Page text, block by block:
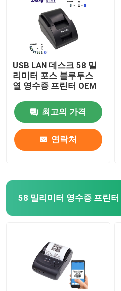
터치 스크린 POS 기계
USB LAN 데스크 58 밀
리미터 포스 블루투스
열 영수증 프린터 OEM
최고의 가격
연락처
58 밀리미터 영수증 프린터